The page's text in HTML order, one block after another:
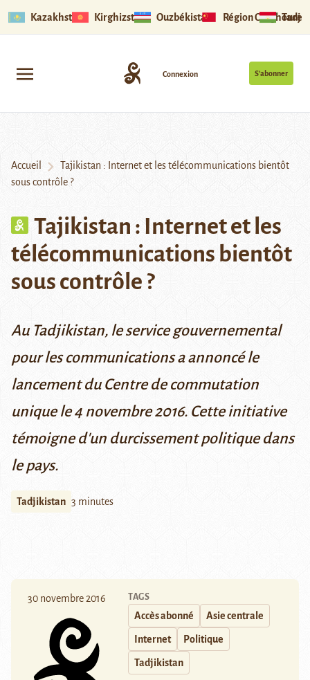
Kazakhstan Kirghizstan Ouzbékistan Région Ouïghoure
S’abonner
Connexion
Accueil
Tajikistan : Internet et les télécommunications bientôt
sous contrôle ?
Tajikistan : Internet et les
télécommunications bientôt
sous contrôle ?
Au Tadjikistan, le service gouvernemental
pour les communications a annoncé le
lancement du Centre de commutation
unique le 4 novembre 2016. Cette initiative
témoigne d'un durcissement politique dans
le pays.
Tadjikistan 3 minutes
30 novembre 2016 TAGS
Accès abonné Asie centrale
Internet Politique
Tadjikistan